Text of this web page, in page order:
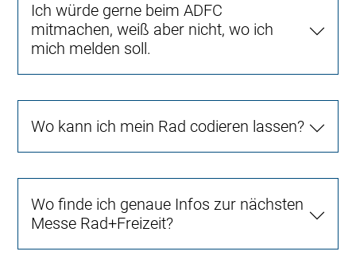
Ich würde gerne beim ADFC
mitmachen, weiß aber nicht, wo ich
mich melden soll.
Wo kann ich mein Rad codieren lassen?
Wo finde ich genaue Infos zur nächsten
Messe Rad+Freizeit?